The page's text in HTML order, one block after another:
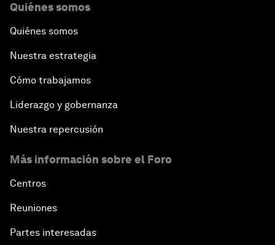
Quiénes somos
Quiénes somos
Nuestra estrategia
Cómo trabajamos
Liderazgo y gobernanza
Nuestra repercusión
Más información sobre el Foro
Centros
Reuniones
Partes interesadas